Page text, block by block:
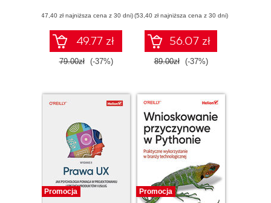
(47,40 zł najniższa cena z 30 dni)
49.77 zł
79.00zł (-37%)
(53,40 zł najniższa cena z 30 dni)
56.07 zł
89.00zł (-37%)
Promocja Promocja